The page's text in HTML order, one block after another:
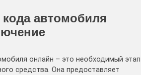
автомобиля
онлайн – это необходимый этап
средства. Она предоставляет